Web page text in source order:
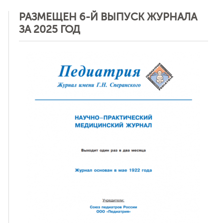
РАЗМЕЩЕН 6-Й ВЫПУСК ЖУРНАЛА
ЗА 2025 ГОД